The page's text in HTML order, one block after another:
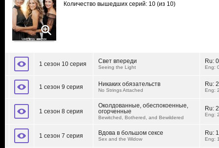
Количество вышедших серий: 10 (из 10)
1 сезон 10 серия Свет впереди
Seeing the Light
Ru:
Eng:
1 сезон 9 серия Никаких обязательств
No Strings Attached
Ru:
Eng:
1 сезон 8 серия
Околдованные, обеспокоенные,
огорченные
Bewitched, Bothered, and Bewildered
Ru:
Eng:
1 сезон 7 серия Вдова в большом сексе
Sex and the Widow
Ru:
Eng: